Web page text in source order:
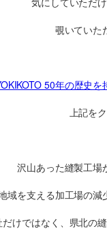
覗いていた
50年の歴史
上記を
沢山あった縫製工場
域を支える加工場の減
けではなく、県北の